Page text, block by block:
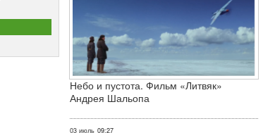
Небо и пустота. Фильм «Литвяк»
Андрея Шальопа
03 июль 09:27